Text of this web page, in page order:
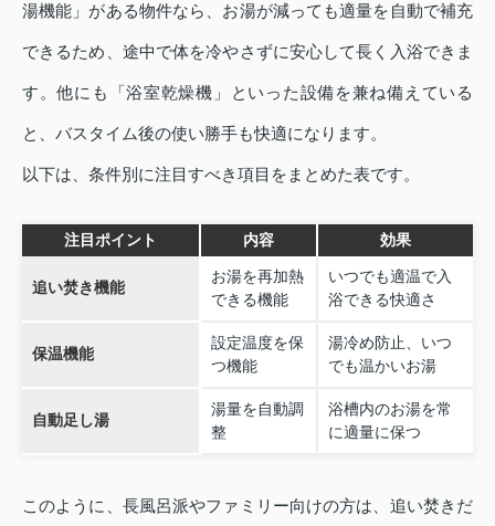
湯機能」がある物件なら、お湯が減っても適量を自動で補充
できるため、途中で体を冷やさずに安心して長く入浴できま
す。他にも「浴室乾燥機」といった設備を兼ね備えている
と、バスタイム後の使い勝手も快適になります。
以下は、条件別に注目すべき項目をまとめた表です。
注目ポイント 内容 効果
追い焚き機能
お湯を再加熱
できる機能
いつでも適温で入
浴できる快適さ
保温機能
設定温度を保
つ機能
湯冷め防止、いつ
でも温かいお湯
自動足し湯
湯量を自動調
整
浴槽内のお湯を常
に適量に保つ
このように、長風呂派やファミリー向けの方は、追い焚きだ